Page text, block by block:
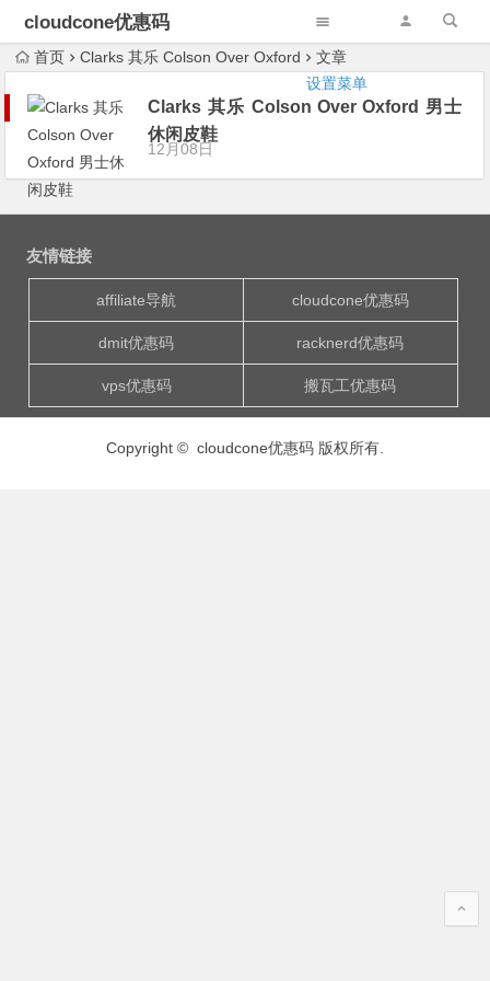
cloudcone优惠码
设置菜单
首页 Clarks 其乐 Colson Over Oxford 文章
Clarks 其乐 Colson Over Oxford 男士
休闲皮鞋
12月08日
友情链接
affiliate导航 cloudcone优惠码
dmit优惠码 racknerd优惠码
vps优惠码 搬瓦工优惠码
Copyright © cloudcone优惠码 版权所有.